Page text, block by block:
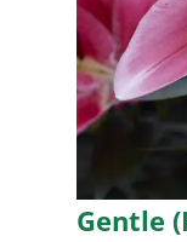
Gentle